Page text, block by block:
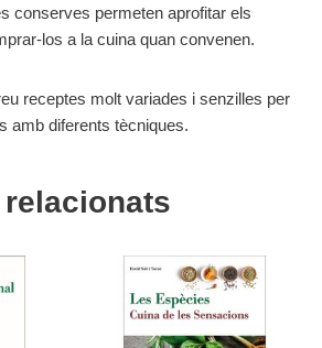
conserves permeten aprofitar els
los a la cuina quan convenen.
receptes molt variades i senzilles per
amb diferents tècniques.